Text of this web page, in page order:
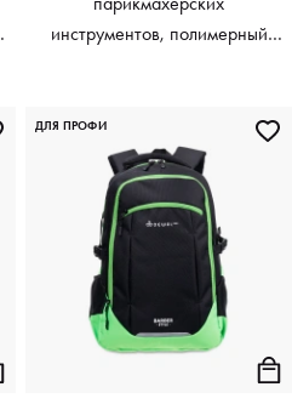
инструментов, полимерный
ДЛЯ ПРОФИ